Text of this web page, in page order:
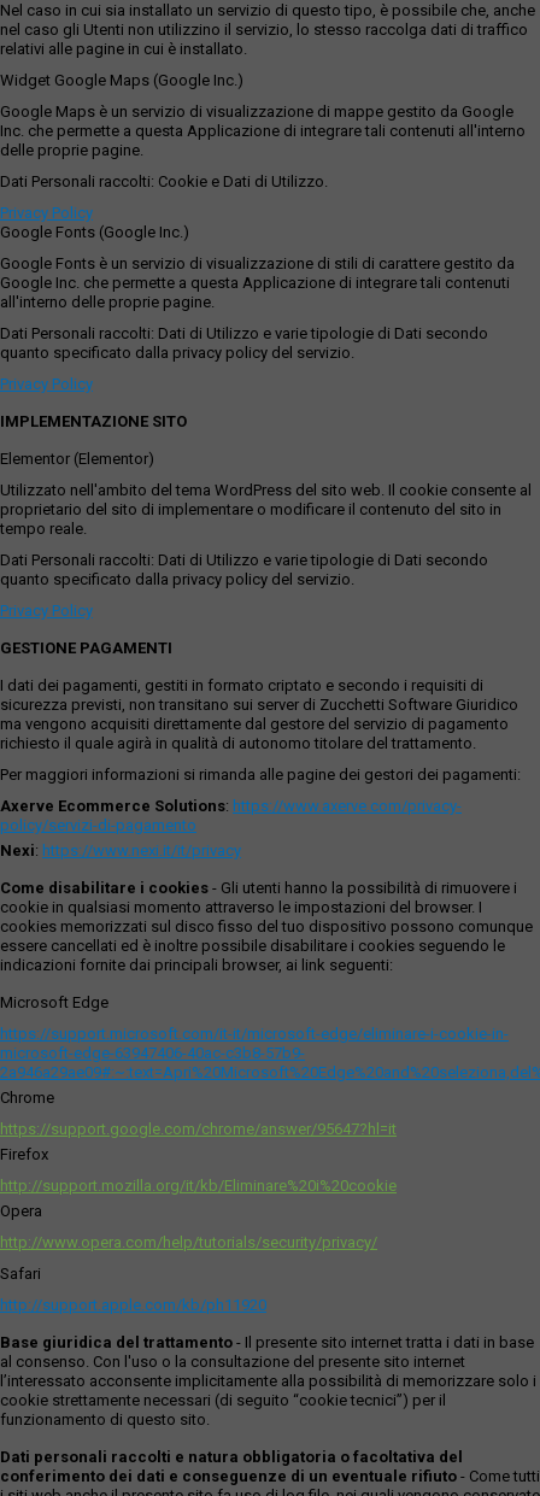
Nel caso in cui sia installato un servizio di questo tipo, è possibile che, anche
nel caso gli Utenti non utilizzino il servizio, lo stesso raccolga dati di traffico
relativi alle pagine in cui è installato.
Widget Google Maps (Google Inc.)
Google Maps è un servizio di visualizzazione di mappe gestito da Google
Inc. che permette a questa Applicazione di integrare tali contenuti all'interno
delle proprie pagine.
Dati Personali raccolti: Cookie e Dati di Utilizzo.
Privacy Policy
Google Fonts (Google Inc.)
Google Fonts è un servizio di visualizzazione di stili di carattere gestito da
Google Inc. che permette a questa Applicazione di integrare tali contenuti
all'interno delle proprie pagine.
Dati Personali raccolti: Dati di Utilizzo e varie tipologie di Dati secondo
quanto specificato dalla privacy policy del servizio.
Privacy Policy
IMPLEMENTAZIONE SITO
Elementor (Elementor)
Utilizzato nell'ambito del tema WordPress del sito web. Il cookie consente al
proprietario del sito di implementare o modificare il contenuto del sito in
tempo reale.
Dati Personali raccolti: Dati di Utilizzo e varie tipologie di Dati secondo
quanto specificato dalla privacy policy del servizio.
Privacy Policy
GESTIONE PAGAMENTI
I dati dei pagamenti, gestiti in formato criptato e secondo i requisiti di
sicurezza previsti, non transitano sui server di Zucchetti Software Giuridico
ma vengono acquisiti direttamente dal gestore del servizio di pagamento
richiesto il quale agirà in qualità di autonomo titolare del trattamento.
Per maggiori informazioni si rimanda alle pagine dei gestori dei pagamenti:
Axerve Ecommerce Solutions: https://www.axerve.com/privacy-
policy/servizi-di-pagamento
Nexi: https://www.nexi.it/it/privacy
Come disabilitare i cookies - Gli utenti hanno la possibilità di rimuovere i
cookie in qualsiasi momento attraverso le impostazioni del browser. I
cookies memorizzati sul disco fisso del tuo dispositivo possono comunque
essere cancellati ed è inoltre possibile disabilitare i cookies seguendo le
indicazioni fornite dai principali browser, ai link seguenti:
Microsoft Edge
https://support.microsoft.com/it-it/microsoft-edge/eliminare-i-cookie-in-
microsoft-edge-63947406-40ac-c3b8-57b9-
Chrome
https://support.google.com/chrome/answer/95647?hl=it
Firefox
http://support.mozilla.org/it/kb/Eliminare%20i%20cookie
Opera
http://www.opera.com/help/tutorials/security/privacy/
Safari
http://support.apple.com/kb/ph11920
Base giuridica del trattamento - Il presente sito internet tratta i dati in base
al consenso. Con l'uso o la consultazione del presente sito internet
l’interessato acconsente implicitamente alla possibilità di memorizzare solo i
cookie strettamente necessari (di seguito “cookie tecnici”) per il
funzionamento di questo sito.
Dati personali raccolti e natura obbligatoria o facoltativa del
conferimento dei dati e conseguenze di un eventuale rifiuto - Come tutti